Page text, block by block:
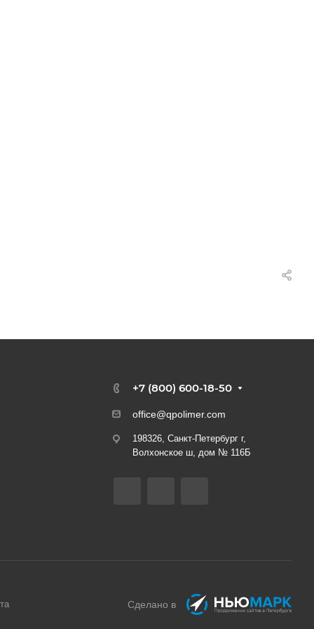
+7 (800) 600-18-50
office@qpolimer.com
198326, Санкт-Петербург г,
Волхонское ш, дом № 116Б
Сделано в